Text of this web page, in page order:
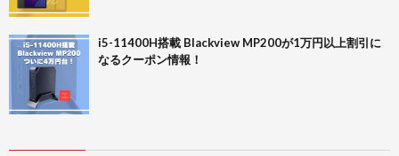
i5-11400H搭載 Blackview MP200が1万円以上割引に
なるクーポン情報！